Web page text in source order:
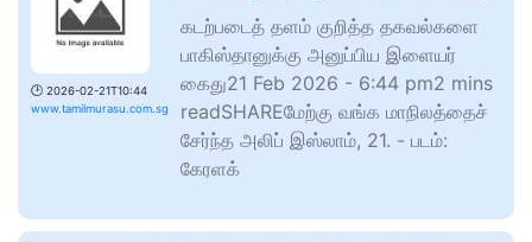
🕑 2026-02-21T10:44
www.tamilmurasu.com.sg
கடற்படைத் தளம் குறித்த தகவல்களை
பாகிஸ்தானுக்கு அனுப்பிய இளையர்
கைது21 Feb 2026 - 6:44 pm2 mins
readSHAREமேற்கு வங்க மாநிலத்தைச்
சேர்ந்த அலிப் இஸ்​லாம், 21. - படம்:
கேரளக்